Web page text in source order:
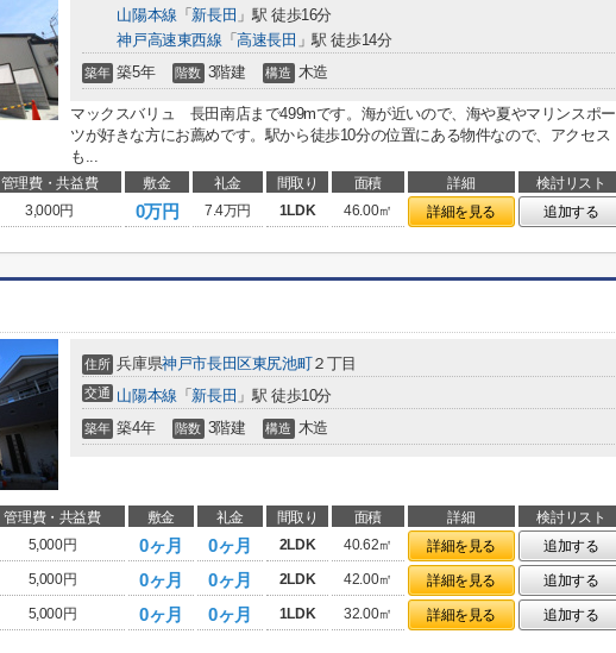
山陽本線 「 新長田 」駅 徒歩16分
神戸高速東西線 「高速長田 」駅 徒歩14分
築年 築5年 階数 3階建 構造 木造
マックスバリュ 長田南店まで499mです。海が近いので、海や夏やマリンスポー
ツが好きな方にお薦めです。駅から徒歩10分の位置にある物件なので、アクセス
も...
管理費・共益費 敷金 礼金 間取り 面積 詳細
検討リスト
3,000円 0万円 7.4万円 1LDK 46.00㎡ 詳細を見る 追加する
住所 兵庫県神戸市長田区東尻池町２丁目
交通 山陽本線 「 新長田 」駅 徒歩10分
築年 築4年 階数 3階建 構造 木造
管理費・共益費 敷金 礼金 間取り 面積 詳細
検討リスト
5,000円 0ヶ月 0ヶ月 2LDK 40.62㎡ 詳細を見る
追加する
5,000円 0ヶ月 0ヶ月 2LDK 42.00㎡ 詳細を見る
追加する
5,000円 0ヶ月 0ヶ月 1LDK 32.00㎡ 詳細を見る 追加する